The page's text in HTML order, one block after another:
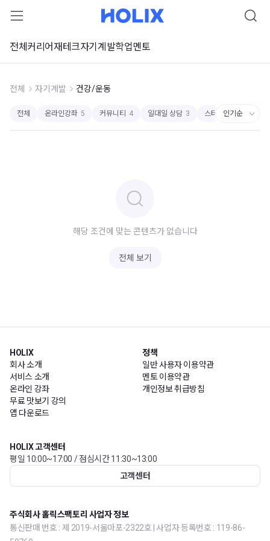
전체 커리어재테크자기계발학업멘토
전체 자기계발 건강/운동
전체 온라인강좌 5 커뮤니티 4 일대일 상담 3 스터디 1 일대일
해당 조건에 맞는 콘텐츠가 없습니다
전체 보기
HOLIX
회사 소개
서비스 소개
온라인 강좌
무료 맛보기 강의
앱 다운로드
정책
일반 사용자 이용약관
멘토 이용약관
개인정보 취급방침
HOLIX 고객센터
평일 10:00~17:00 / 점심시간 11:30~13:00
고객센터
주식회사 홀릭스팩토리 사업자 정보
통신판매 번호 : 제 2019-서울마포-2322호 | 사업자 등록번호 : 119-86-